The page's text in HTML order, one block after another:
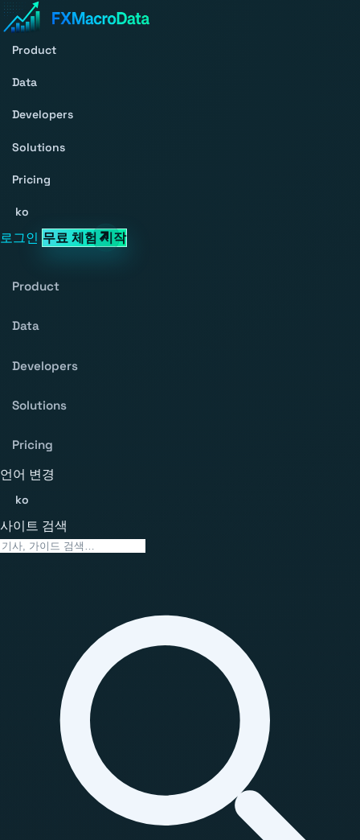
Product
Data
Developers
Solutions
Pricing
ko
로그인 무료 체험 시작
Product
Data
Developers
Solutions
Pricing
언어 변경
ko
사이트 검색